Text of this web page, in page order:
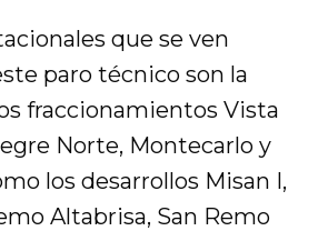
que se ven
paro técnico son la
fraccionamientos Vista
Norte, Montecarlo y
los desarrollos Misan I,
Altabrisa, San Remo